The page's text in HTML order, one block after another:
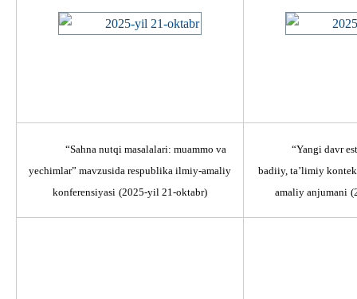
“Sahna nutqi masalalari: muаmmo va
yechimlar” mavzusida respublika ilmiy-amaliy
konferensiyasi (2025-yil 21-oktabr)
“Yangi davr
badiiy, ta’limiy
amaliy anjumani